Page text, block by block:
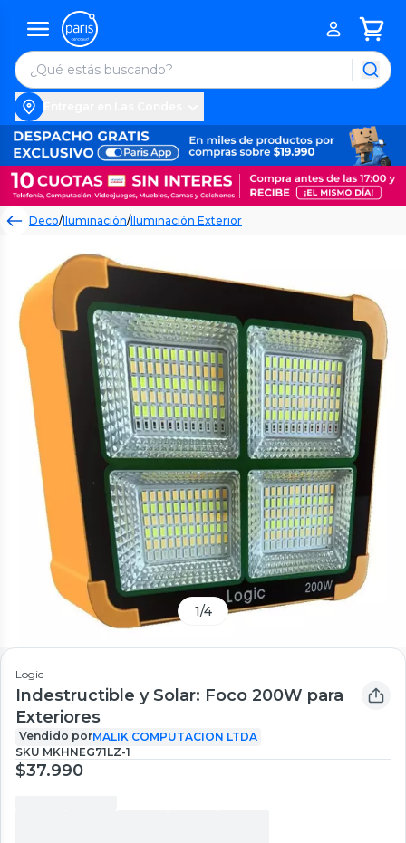
Deco/Iluminación/Iluminación Exterior
1/4
Logic
Indestructible y Solar: Foco 200W para
Exteriores
Vendido porMALIK COMPUTACION LTDA
SKU MKHNEG71LZ-1
$37.990